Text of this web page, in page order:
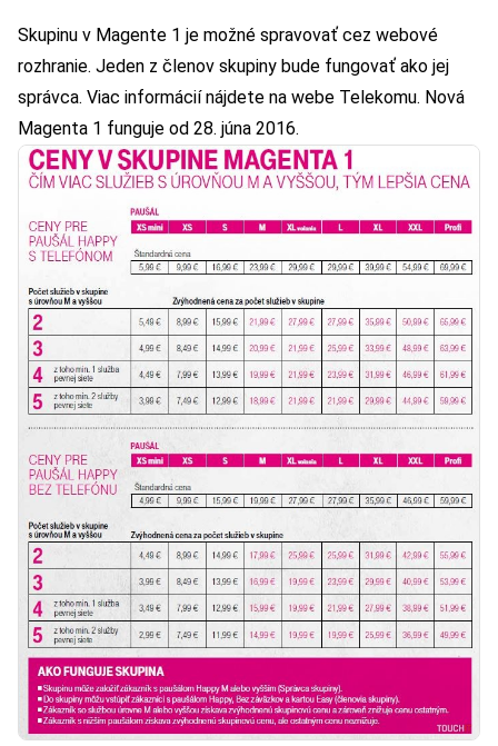
Skupinu v Magente 1 je možné spravovať cez webové
rozhranie. Jeden z členov skupiny bude fungovať ako jej
správca. Viac informácií nájdete na webe Telekomu. Nová
Magenta 1 funguje od 28. júna 2016.